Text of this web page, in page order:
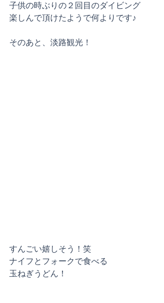
子供の時ぶりの２回目のダイビング
楽しんで頂けたようで何よりです♪
そのあと、淡路観光！
すんごい嬉しそう！笑
ナイフとフォークで食べる
玉ねぎうどん！